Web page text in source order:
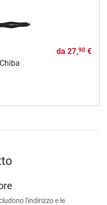
da 27,90€
l'indirizzo e le